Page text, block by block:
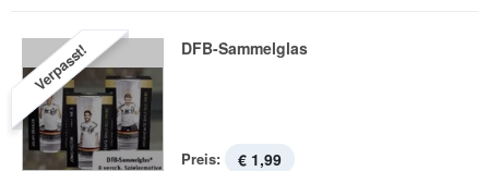
Verpasst! DFB-Sammelglas
Preis: € 1,99